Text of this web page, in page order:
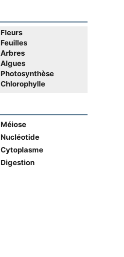
Fleurs
Feuilles
Arbres
Algues
Photosynthèse
Chlorophylle
Méiose
Nucléotide
Cytoplasme
Digestion